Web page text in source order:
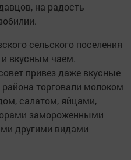
на радость
сельского поселения
вкусным чаем.
привез даже вкусные
района торговали молоком
салатом, яйцами,
замороженными
другими видами